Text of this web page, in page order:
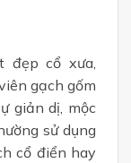
đẹp cổ xưa,
gạch gốm
giản dị, mộc
sử dụng
cổ điển hay